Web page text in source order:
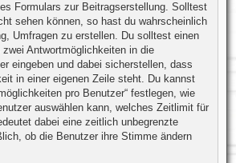
Formulars zur Beitragserstellung. Solltest
sehen können, so hast du wahrscheinlich
Umfragen zu erstellen. Du solltest einen
Antwortmöglichkeiten in die
eingeben und dabei sicherstellen, dass
in einer eigenen Zeile steht. Du kannst
pro Benutzer“ festlegen, wie
auswählen kann, welches Zeitlimit für
dabei eine zeitlich unbegrenzte
ob die Benutzer ihre Stimme ändern